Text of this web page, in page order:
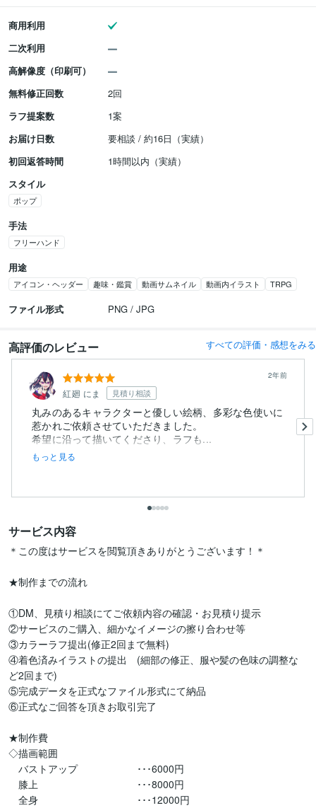
商用利用
二次利用
高解像度（印刷可）
無料修正回数
2回
ラフ提案数
1案
お届け日数
要相談 / 約16日（実績）
初回返答時間
1時間以内（実績）
スタイル
ポップ
手法
フリーハンド
用途
アイコン・ヘッダー 趣味・鑑賞 動画サムネイル 動画内イラスト TRPG
ファイル形式 PNG / JPG
高評価のレビュー すべての評価・感想をみる
紅廻 にま 見積り相談
2年前
丸みのあるキャラクターと優しい絵柄、多彩な色使いに
惹かれご依頼させていただきました。
希望に沿って描いてくださり、ラフも...
もっと見る
サービス内容
＊この度はサービスを閲覧頂きありがとうございます！＊
★制作までの流れ
①DM、見積り相談にてご依頼内容の確認・お見積り提示
②サービスのご購入、細かなイメージの擦り合わせ等
③カラーラフ提出(修正2回まで無料)
④着色済みイラストの提出　(細部の修正、服や髪の色味の調整な
ど2回まで)
⑤完成データを正式なファイル形式にて納品
⑥正式なご回答を頂きお取引完了
★制作費
◇描画範囲
バストアップ　　　　　　･･･6000円
膝上　　　　　　　　　　･･･8000円
全身　　　　　　　　　　･･･12000円